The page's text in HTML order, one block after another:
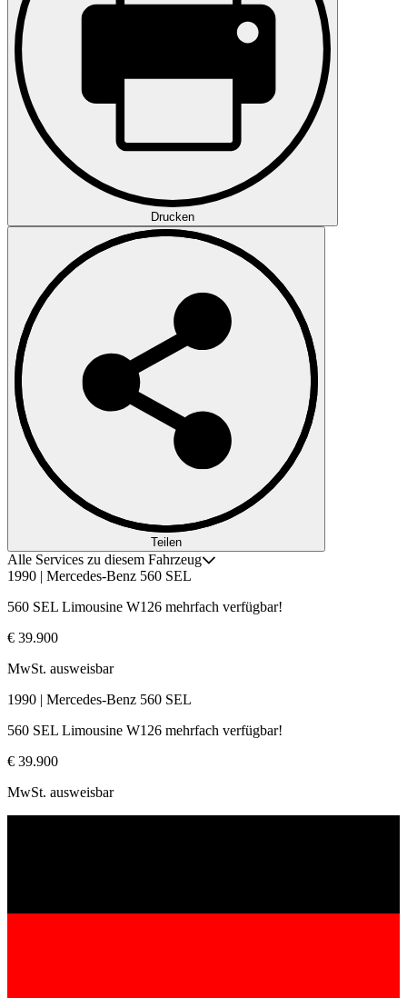
Drucken
Teilen
Alle Services zu diesem Fahrzeug
1990 | Mercedes-Benz 560 SEL
560 SEL Limousine W126 mehrfach verfügbar!
€ 39.900
MwSt. ausweisbar
1990 | Mercedes-Benz 560 SEL
560 SEL Limousine W126 mehrfach verfügbar!
€ 39.900
MwSt. ausweisbar